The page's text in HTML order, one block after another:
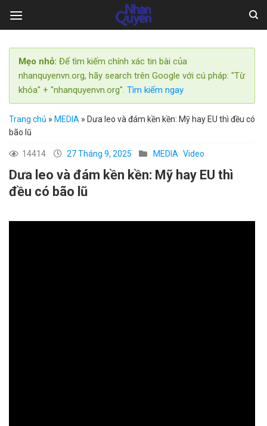
Mẹo nhỏ: Để tìm kiếm chính xác tin bài của
nhanquyenvn.org, hãy search trên Google với cú pháp: "Từ
khóa" + "nhanquyenvn.org". Tìm kiếm ngay
Trang chủ » MEDIA » Dưa leo và đám kền kền: Mỹ hay EU thì đều có
bão lũ
14414 27 Tháng 9, 2025 MEDIA Video
Dưa leo và đám kền kền: Mỹ hay EU thì
đều có bão lũ